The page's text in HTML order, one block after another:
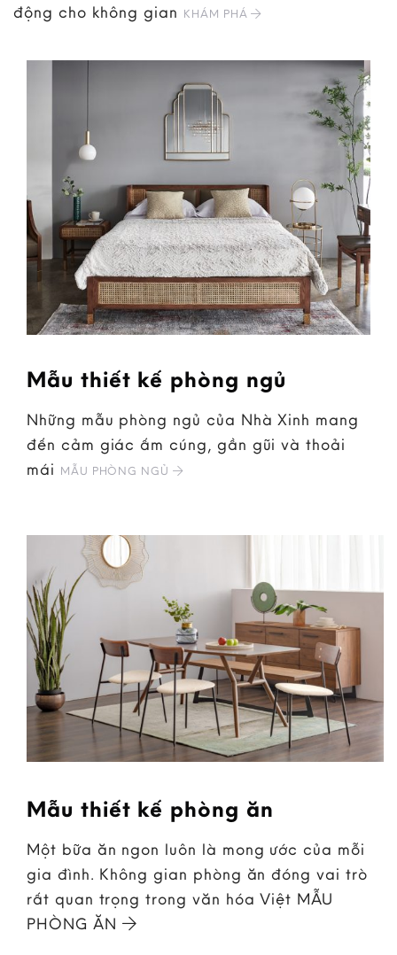
động cho không gian KHÁM PHÁ
Mẫu thiết kế phòng ngủ
Những mẫu phòng ngủ của Nhà Xinh mang
đến cảm giác ấm cúng, gần gũi và thoải
mái MẪU PHÒNG NGỦ
Mẫu thiết kế phòng ăn
Một bữa ăn ngon luôn là mong ước của mỗi
gia đình. Không gian phòng ăn đóng vai trò
rất quan trọng trong văn hóa Việt MẪU
PHÒNG ĂN